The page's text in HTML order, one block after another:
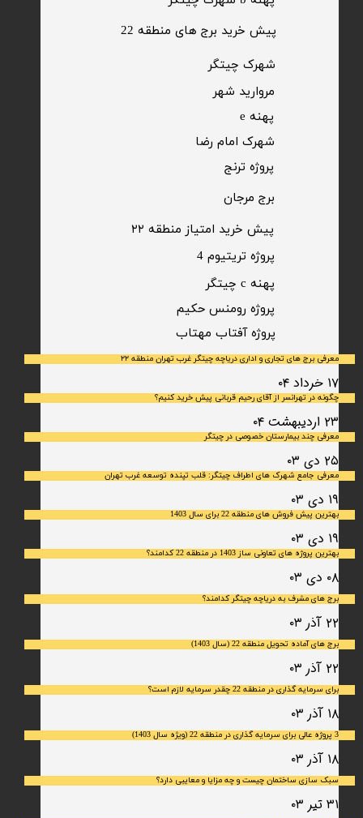
پیش خرید برج های منطقه 22
​پروژه ترنج
​شهرک چیتگر
مروارید شهر​​​​​​​
شهرک امام رضا
پهنه e
برج مرجان
معرفی برج های تجاری و اداری دریاچه چیتگر غرب تهران منطقه ۲۲
۱۷ خرداد ۰۴
چگونه در تهرانسر از آقای رحیم قربانی پیش خرید کنیم؟
۲۳ اردیبهشت ۰۴
معرفی چند بیمارستان خصوصی در چیتگر
۲۵ دی ۰۳
معرفی جامع شهرک‌ های اطراف چیتگر: قلب تپنده توسعه غرب تهران
۱۹ دی ۰۳
بهترین پیش فروش های منطقه 22 برای سال 1403
۱۹ دی ۰۳
بهترین پروژه های تعاونی ساز 1403 در منطقه 22 کدامند؟
۰۸ دی ۰۳
برج های مشرف به دریاچه چیتگر کدامند؟
۲۲ آذر ۰۳
برج های آماده تحویل منطقه 22 (سال 1403)
۲۲ آذر ۰۳
برای سرمایه‌ گذاری در منطقه 22 چقدر سرمایه لازم است؟
۱۸ آذر ۰۳
3 پروژه عالی برای سرمایه گذاری در منطقه 22 (ویژه سال 1403)
۱۸ آذر ۰۳
سبک سازی ساختمان چیست و چه مزایا و معایبی دارد؟
۳۱ تیر ۰۳
پیش خرید امتیاز منطقه ۲۲​​​​​​​
​پروژه آفتاب مهتاب
پروژه رومنس حکیم
پهنه c چیتگر
پروژه تریتیوم 4